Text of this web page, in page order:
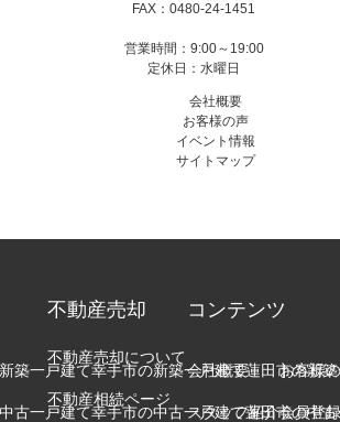
FAX：0480-24-1451
営業時間：9:00～19:00
定休日：水曜日
会社概要
お客様の声
イベント情報
サイトマップ
築一戸建て
古一戸建て
幸手市の新築一戸建て
幸手市の中古一戸建て
蓮田市の新
蓮田市の中
不動産売却
不動産売却について
不動産相続ページ
コンテンツ
会社概要
スタッフ紹介
お客様
会員登録